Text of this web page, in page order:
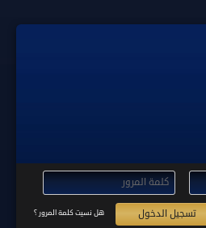
تسجيل الدخول هل نسيت كلمة المرور ؟